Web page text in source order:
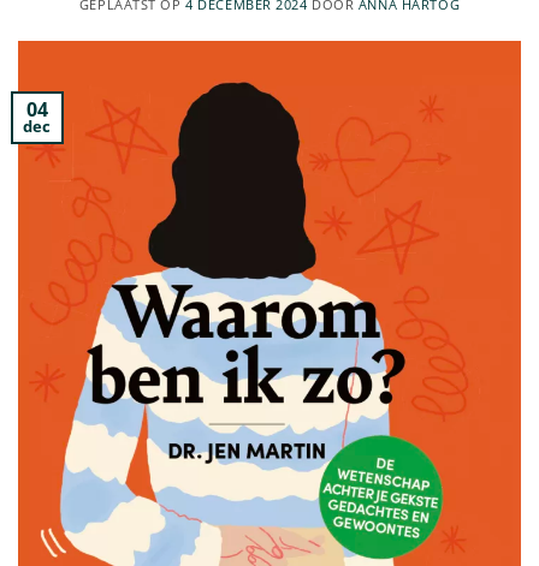
GEPLAATST OP4 DECEMBER 2024 DOOR ANNA HARTOG
04
dec